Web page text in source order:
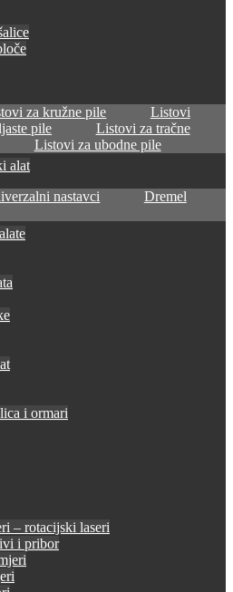
za kružne pile
Listovi
pile
Listovi za tračne
Listovi za ubodne pile
alat
nastavci
Dremel
i ormari
– rotacijski laseri
i pribor